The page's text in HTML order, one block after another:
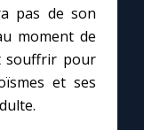
pas de son
moment de
souffrir pour
et ses